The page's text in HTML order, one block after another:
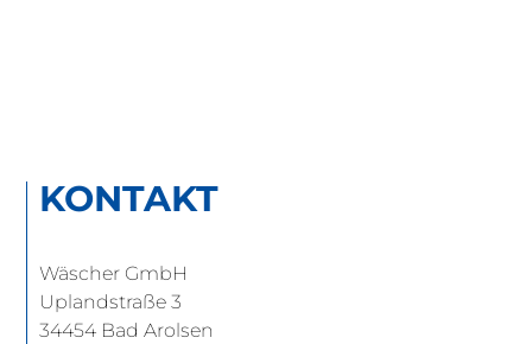
KONTAKT
Wäscher GmbH
Uplandstraße 3
34454 Bad Arolsen